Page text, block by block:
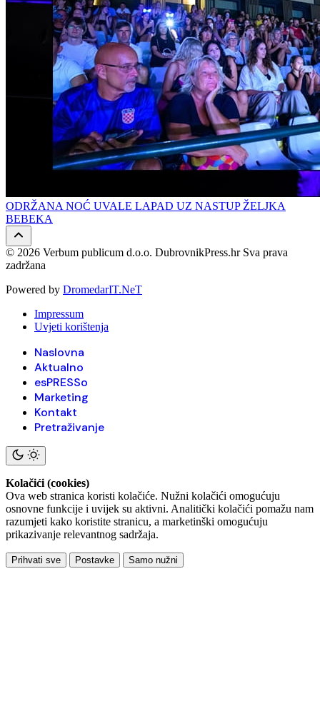
ODRŽANA NOĆ UVALE LAPAD UZ NASTUP ŽELJKA
BEBEKA
© 2026 Verbum publicum d.o.o. DubrovnikPress.hr Sva prava
zadržana
Powered by DromedarIT.NeT
Impressum
Uvjeti korištenja
Naslovna
Aktualno
esPRESSo
Marketing
Kontakt
Pretraživanje
Kolačići (cookies)
Ova web stranica koristi kolačiće. Nužni kolačići omogućuju
osnovne funkcije i uvijek su aktivni. Analitički kolačići pomažu nam
razumjeti kako koristite stranicu, a marketinški omogućuju
prikazivanje relevantnog sadržaja.
Prihvati sve Postavke Samo nužni